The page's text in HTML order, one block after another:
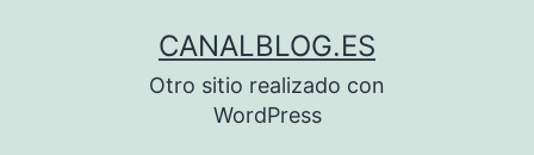
CANALBLOG.ES
Otro sitio realizado con
WordPress